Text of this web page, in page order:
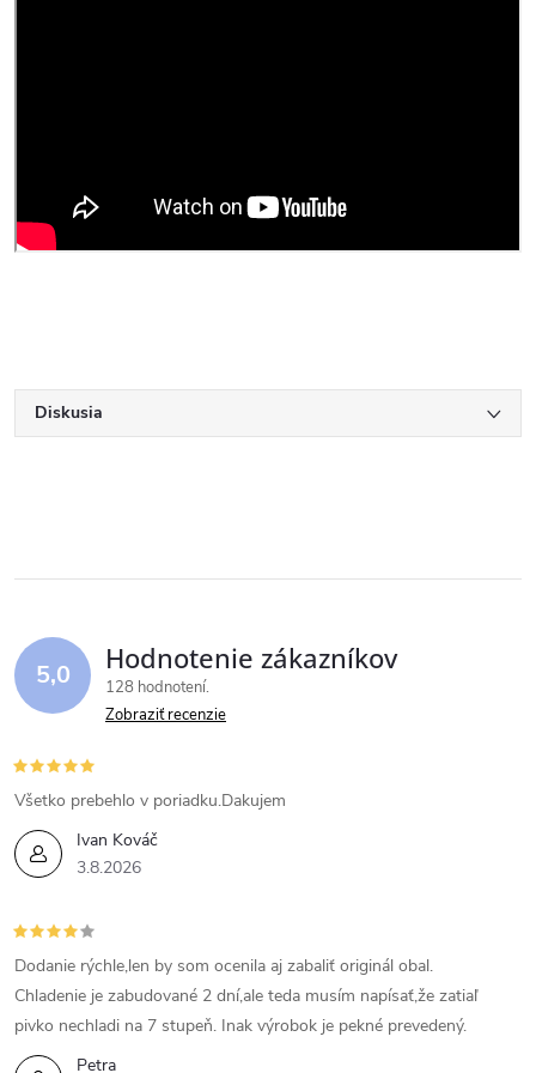
Diskusia
5,0 Hodnotenie zákazníkov
128 hodnotení
Zobraziť recenzie
Ivan Kováč
3.8.2026
Všetko prebehlo v poriadku.Dakujem
Petra
Dodanie rýchle,len by som ocenila aj zabaliť originál obal.
Chladenie je zabudované 2 dní,ale teda musím napísať,že zatiaľ
pivko nechladi na 7 stupeň. Inak výrobok je pekné prevedený.